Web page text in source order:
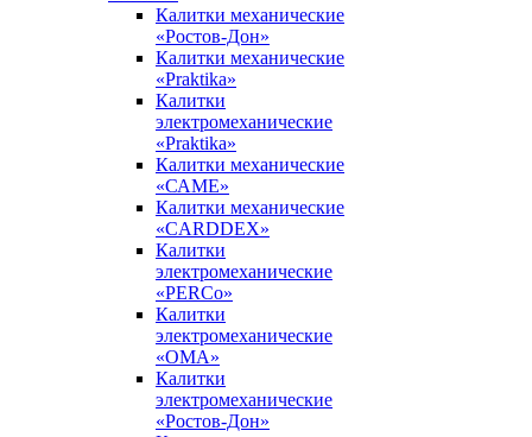
Калитки механические
«Ростов-Дон»
Калитки механические
«Praktika»
Калитки
электромеханические
«Praktika»
Калитки механические
«САМЕ»
Калитки механические
«CARDDEX»
Калитки
электромеханические
«PERCo»
Калитки
электромеханические
«ОМА»
Калитки
электромеханические
«Ростов-Дон»